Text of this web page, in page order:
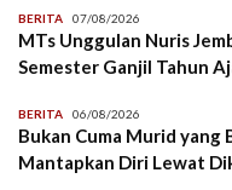
BERITA 07/08/2026
MTs Unggulan Nuris
Semester Ganjil Tahun
BERITA 06/08/2026
Bukan Cuma Murid
Mantapkan Diri Lewat